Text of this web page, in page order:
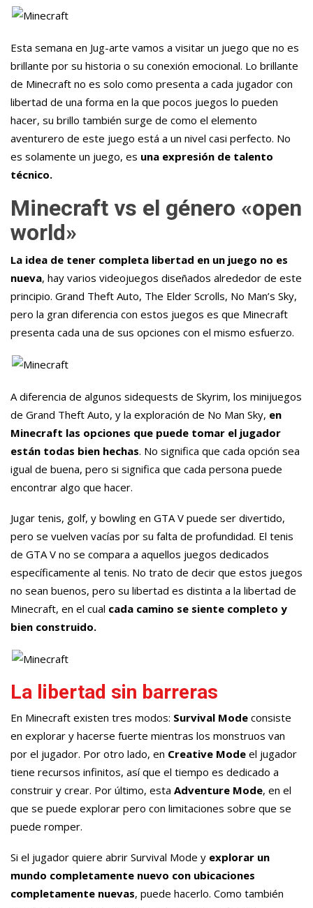
Esta semana en Jug-arte vamos a visitar un juego que no es
brillante por su historia o su conexión emocional. Lo brillante
de Minecraft no es solo como presenta a cada jugador con
libertad de una forma en la que pocos juegos lo pueden
hacer, su brillo también surge de como el elemento
aventurero de este juego está a un nivel casi perfecto. No
es solamente un juego, es una expresión de talento
técnico.
Minecraft vs el género «open
world»
La idea de tener completa libertad en un juego no es
nueva, hay varios videojuegos diseñados alrededor de este
principio. Grand Theft Auto, The Elder Scrolls, No Man’s Sky,
pero la gran diferencia con estos juegos es que Minecraft
presenta cada una de sus opciones con el mismo esfuerzo.
A diferencia de algunos sidequests de Skyrim, los minijuegos
de Grand Theft Auto, y la exploración de No Man Sky, en
Minecraft las opciones que puede tomar el jugador
están todas bien hechas. No significa que cada opción sea
igual de buena, pero si significa que cada persona puede
encontrar algo que hacer.
Jugar tenis, golf, y bowling en GTA V puede ser divertido,
pero se vuelven vacías por su falta de profundidad. El tenis
de GTA V no se compara a aquellos juegos dedicados
específicamente al tenis. No trato de decir que estos juegos
no sean buenos, pero su libertad es distinta a la libertad de
Minecraft, en el cual cada camino se siente completo y
bien construido.
La libertad sin barreras
En Minecraft existen tres modos: Survival Mode consiste
en explorar y hacerse fuerte mientras los monstruos van
por el jugador. Por otro lado, en Creative Mode el jugador
tiene recursos infinitos, así que el tiempo es dedicado a
construir y crear. Por último, esta Adventure Mode, en el
que se puede explorar pero con limitaciones sobre que se
puede romper.
Si el jugador quiere abrir Survival Mode y explorar un
mundo completamente nuevo con ubicaciones
completamente nuevas, puede hacerlo. Como también